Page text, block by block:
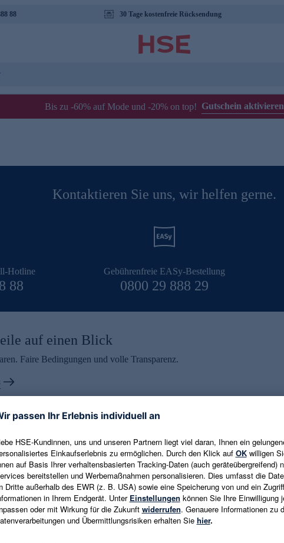
88 30 Tage kostenfreie Rücksendung
Bis zu -60% auf Mode und -20% on top! Gutschein aktivieren
Kontaktieren Sie uns, wir helfen gerne.
Hotline
88
Gebührenfreie EASy-Bestellung
0800 29 888 29
auf einen Blick
Faire Bedingungen und volle Transparenz.
erhalten
abonnieren und aktuelle Trends,
erhalten. Als Dankeschön
Eine Abmeldung ist jederzeit in
E-Mail-Adresse eingeben
Es gelten die Datenschutzrichtlinien